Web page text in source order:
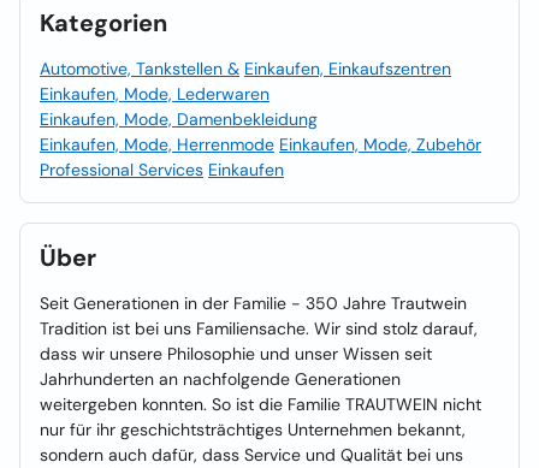
Kategorien
Automotive, Tankstellen & Einkaufen, Einkaufszentren
Einkaufen, Mode, Lederwaren
Einkaufen, Mode, Damenbekleidung
Einkaufen, Mode, Herrenmode Einkaufen, Mode, Zubehör
Professional Services Einkaufen
Über
Seit Generationen in der Familie - 350 Jahre Trautwein
Tradition ist bei uns Familiensache. Wir sind stolz darauf,
dass wir unsere Philosophie und unser Wissen seit
Jahrhunderten an nachfolgende Generationen
weitergeben konnten. So ist die Familie TRAUTWEIN nicht
nur für ihr geschichtsträchtiges Unternehmen bekannt,
sondern auch dafür, dass Service und Qualität bei uns